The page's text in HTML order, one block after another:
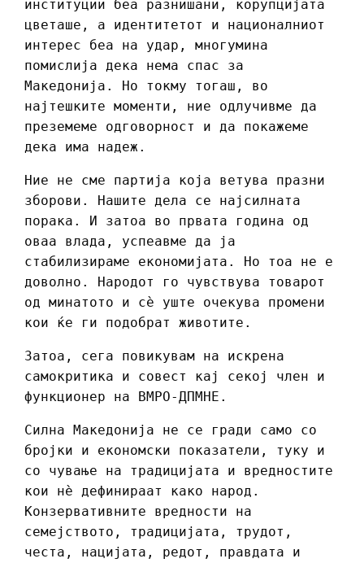
институции беа разнишани, корупцијата
цветаше, а идентитетот и националниот
интерес беа на удар, многумина
помислија дека нема спас за
Македонија. Но токму тогаш, во
најтешките моменти, ние одлучивме да
преземеме одговорност и да покажеме
дека има надеж.
Ние не сме партија која ветува празни
зборови. Нашите дела се најсилната
порака. И затоа во првата година од
оваа влада, успеавме да ја
стабилизираме економијата. Но тоа не е
доволно. Народот го чувствува товарот
од минатото и сè уште очекува промени
кои ќе ги подобрат животите.
Затоа, сега повикувам на искрена
самокритика и совест кај секој член и
функционер на ВМРО-ДПМНЕ.
Силна Македонија не се гради само со
бројки и економски показатели, туку и
со чување на традицијата и вредностите
кои нè дефинираат како народ.
Конзервативните вредности на
семејството, традицијата, трудот,
честа, нацијата, редот, правдата и